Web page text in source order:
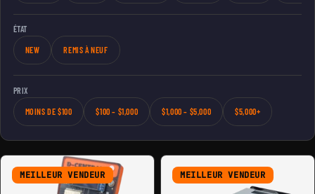
ÉTAT
NEW REMIS À NEUF
PRIX
MOINS DE $100 $100 – $1,000 $1,000 – $5,000 $5,000+
MEILLEUR VENDEUR MEILLEUR VENDEUR